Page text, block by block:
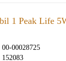
1 Peak Life
00-00028725
152083